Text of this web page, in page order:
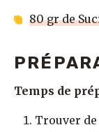
80 gr de
Temps de
Trouver